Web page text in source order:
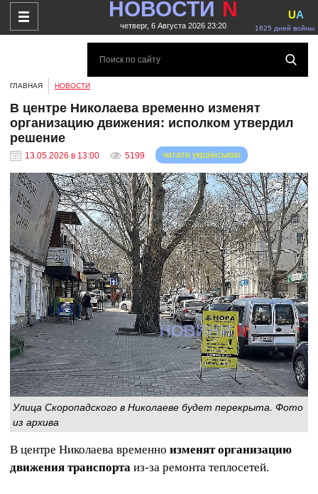
НОВОСТИ N
четверг, 6 Августа 2026 23:20 1625 дней войны
UA
ГЛАВНАЯ НОВОСТИ
В центре Николаева временно изменят
организацию движения: исполком утвердил
решение
13.05.2026 в 13:00 5199 читати українською
Улица Скоропадского в Николаеве будет перекрыта. Фото
из архива
В центре Николаева временно изменят организацию
движения транспорта из-за ремонта теплосетей.